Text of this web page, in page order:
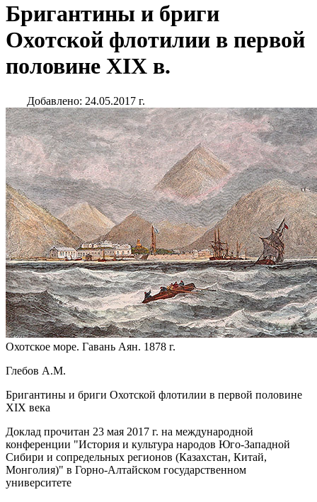
Бригантины и бриги
Охотской флотилии в первой
половине XIX в.
Добавлено: 24.05.2017 г.
Охотское море. Гавань Аян. 1878 г.
Глебов А.М.
Бригантины и бриги Охотской флотилии в первой половине
XIX века
Доклад прочитан 23 мая 2017 г. на международной
конференции "История и культура народов Юго-Западной
Сибири и сопредельных регионов (Казахстан, Китай,
Монголия)" в Горно-Алтайском государственном
университете